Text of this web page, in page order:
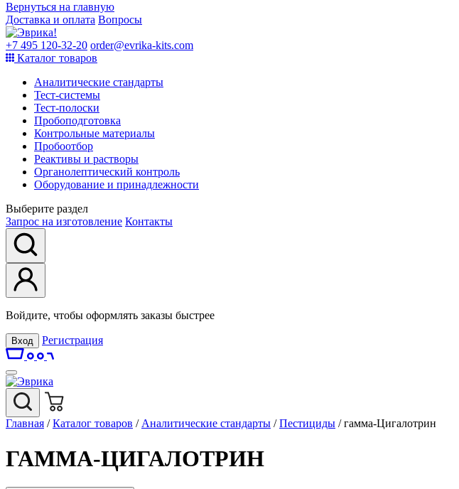
Вернуться на главную
Доставка и оплата Вопросы
+7 495 120-32-20 order@evrika-kits.com
Каталог товаров
Аналитические стандарты
Тест-системы
Тест-полоски
Пробоподготовка
Контрольные материалы
Пробоотбор
Реактивы и растворы
Органолептический контроль
Оборудование и принадлежности
Выберите раздел
Запрос на изготовление Контакты
Войдите, чтобы оформлять заказы быстрее
Вход Регистрация
Главная / Каталог товаров / Аналитические стандарты / Пестициды / гамма-Цигалотрин
ГАММА-ЦИГАЛОТРИН